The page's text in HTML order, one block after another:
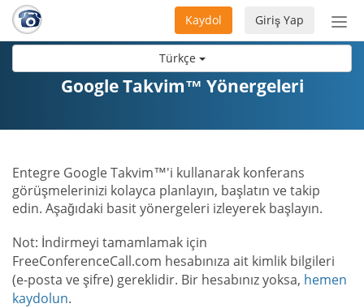
Türkçe
aç/
Giriş Yap
Kaydol
Google Takvim™ Yönergeleri
Entegre Google Takvim™'i kullanarak konferans
görüşmelerinizi kolayca planlayın, başlatın ve takip
edin. Aşağıdaki basit yönergeleri izleyerek başlayın.
Not: İndirmeyi tamamlamak için
FreeConferenceCall.com hesabınıza ait kimlik bilgileri
(e-posta ve şifre) gereklidir. Bir hesabınız yoksa, hemen
kaydolun.